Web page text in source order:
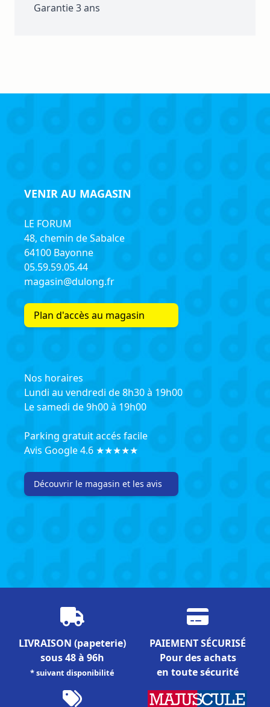
Garantie 3 ans
VENIR AU MAGASIN
LE FORUM
48, chemin de Sabalce
64100 Bayonne
05.59.59.05.44
magasin@dulong.fr
Plan d'accès au magasin
Nos horaires
Lundi au vendredi de 8h30 à 19h00
Le samedi de 9h00 à 19h00
Parking gratuit accés facile
Avis Google 4.6 ★★★★★
Découvrir le magasin et les avis
LIVRAISON (papeterie)
sous 48 à 96h
* suivant disponibilité
PAIEMENT SÉCURISÉ
Pour des achats
en toute sécurité